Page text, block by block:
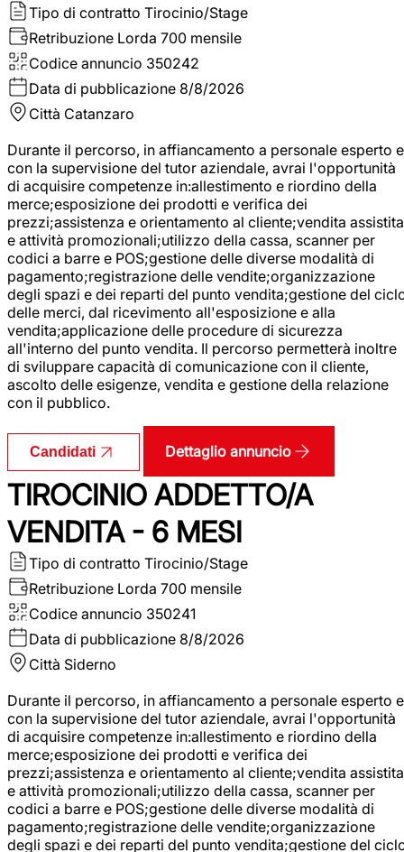
Tipo di contratto Tirocinio/Stage
Retribuzione Lorda 700 mensile
Codice annuncio 350242
Data di pubblicazione 8/8/2026
Città Catanzaro
Durante il percorso, in affiancamento a personale esperto e
con la supervisione del tutor aziendale, avrai l'opportunità
di acquisire competenze in:allestimento e riordino della
merce;esposizione dei prodotti e verifica dei
prezzi;assistenza e orientamento al cliente;vendita assistita
e attività promozionali;utilizzo della cassa, scanner per
codici a barre e POS;gestione delle diverse modalità di
pagamento;registrazione delle vendite;organizzazione
degli spazi e dei reparti del punto vendita;gestione del
delle merci, dal ricevimento all'esposizione e alla
vendita;applicazione delle procedure di sicurezza
all'interno del punto vendita. Il percorso permetterà inoltre
di sviluppare capacità di comunicazione con il cliente,
ascolto delle esigenze, vendita e gestione della relazione
con il pubblico.
Candidati Dettaglio annuncio
TIROCINIO ADDETTO/A
VENDITA - 6 MESI
Tipo di contratto Tirocinio/Stage
Retribuzione Lorda 700 mensile
Codice annuncio 350241
Data di pubblicazione 8/8/2026
Città Siderno
Durante il percorso, in affiancamento a personale esperto e
con la supervisione del tutor aziendale, avrai l'opportunità
di acquisire competenze in:allestimento e riordino della
merce;esposizione dei prodotti e verifica dei
prezzi;assistenza e orientamento al cliente;vendita assistita
e attività promozionali;utilizzo della cassa, scanner per
codici a barre e POS;gestione delle diverse modalità di
pagamento;registrazione delle vendite;organizzazione
degli spazi e dei reparti del punto vendita;gestione del